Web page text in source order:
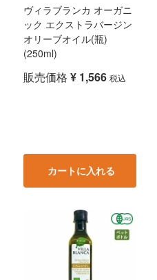
ヴィラブランカ オーガニ
ック エクストラバージン
オリーブオイル(瓶)
(250ml)
販売価格 ¥ 1,566 税込
カートに入れる